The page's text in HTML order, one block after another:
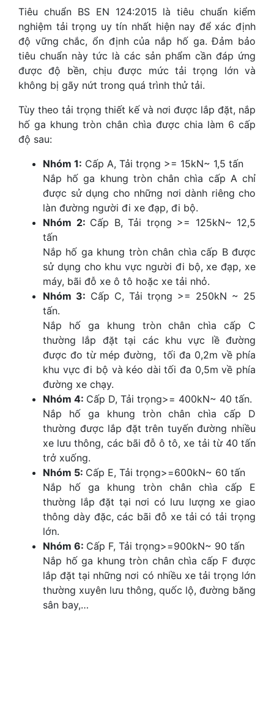
Tiêu chuẩn BS EN 124:2015 là tiêu chuẩn kiểm
nghiệm tải trọng uy tín nhất hiện nay để xác định
độ vững chắc, ổn định của nắp hố ga. Đảm bảo
tiêu chuẩn này tức là các sản phẩm cần đáp ứng
được độ bền, chịu được mức tải trọng lớn và
không bị gãy nứt trong quá trình thử tải.
Tùy theo tải trọng thiết kế và nơi được lắp đặt, nắp
hố ga khung tròn chân chìa được chia làm 6 cấp
độ sau:
Nhóm 1: Cấp A, Tải trọng >= 15kN~ 1,5 tấn
Nắp hố ga khung tròn chân chìa cấp A chỉ
được sử dụng cho những nơi dành riêng cho
làn đường người đi xe đạp, đi bộ.
Nhóm 2: Cấp B, Tải trọng >= 125kN~ 12,5
tấn
Nắp hố ga khung tròn chân chìa cấp B được
sử dụng cho khu vực người đi bộ, xe đạp, xe
máy, bãi đỗ xe ô tô hoặc xe tải nhỏ.
Nhóm 3: Cấp C, Tải trọng >= 250kN ~ 25
tấn.
Nắp hố ga khung tròn chân chìa cấp C
thường lắp đặt tại các khu vực lề đường
được đo từ mép đường, tối đa 0,2m về phía
khu vực đi bộ và kéo dài tối đa 0,5m về phía
đường xe chạy.
Nhóm 4: Cấp D, Tải trọng>= 400kN~ 40 tấn.
Nắp hố ga khung tròn chân chìa cấp D
thường được lắp đặt trên tuyến đường nhiều
xe lưu thông, các bãi đỗ ô tô, xe tải từ 40 tấn
trở xuống.
Nhóm 5: Cấp E, Tải trọng>=600kN~ 60 tấn
Nắp hố ga khung tròn chân chìa cấp E
thường lắp đặt tại nơi có lưu lượng xe giao
thông dày đặc, các bãi đỗ xe tải có tải trọng
lớn.
Nhóm 6: Cấp F, Tải trọng>=900kN~ 90 tấn
Nắp hố ga khung tròn chân chìa cấp F được
lắp đặt tại những nơi có nhiều xe tải trọng lớn
thường xuyên lưu thông, quốc lộ, đường băng
sân bay,…